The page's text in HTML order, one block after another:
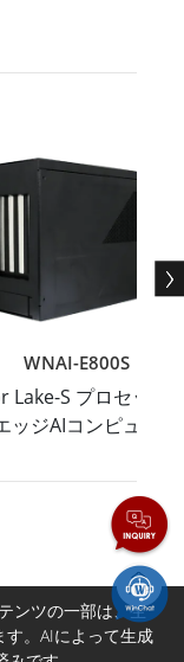
サ搭載の産業
ータ
TOP
ンツの一部は、生
。AIによって生成